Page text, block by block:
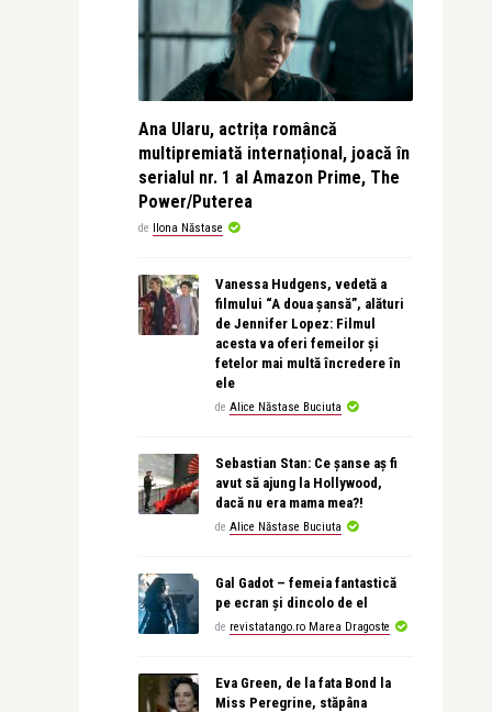
Ana Ularu, actrița româncă
multipremiată internațional, joacă în
serialul nr. 1 al Amazon Prime, The
Power/Puterea
de Ilona Năstase
Vanessa Hudgens, vedetă a
filmului “A doua șansă”, alături
de Jennifer Lopez: Filmul
acesta va oferi femeilor și
fetelor mai multă încredere în
ele
de Alice Năstase Buciuta
Sebastian Stan: Ce șanse aș fi
avut să ajung la Hollywood,
dacă nu era mama mea?!
de Alice Năstase Buciuta
Gal Gadot – femeia fantastică
pe ecran și dincolo de el
de revistatango.ro Marea Dragoste
Eva Green, de la fata Bond la
Miss Peregrine, stăpâna